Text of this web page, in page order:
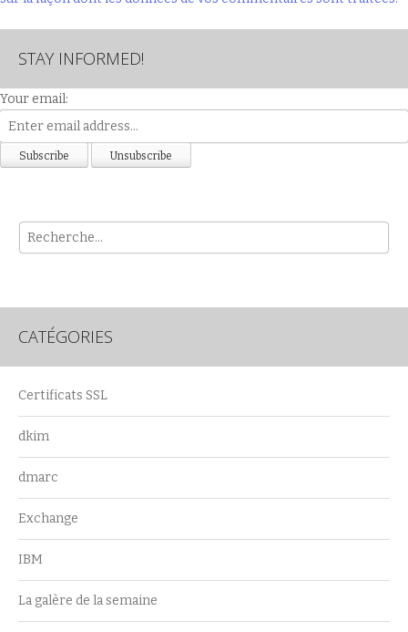
STAY INFORMED!
Your email:
Rech
CATÉGORIES
Certificats SSL
dkim
dmarc
Exchange
IBM
La galère de la semaine